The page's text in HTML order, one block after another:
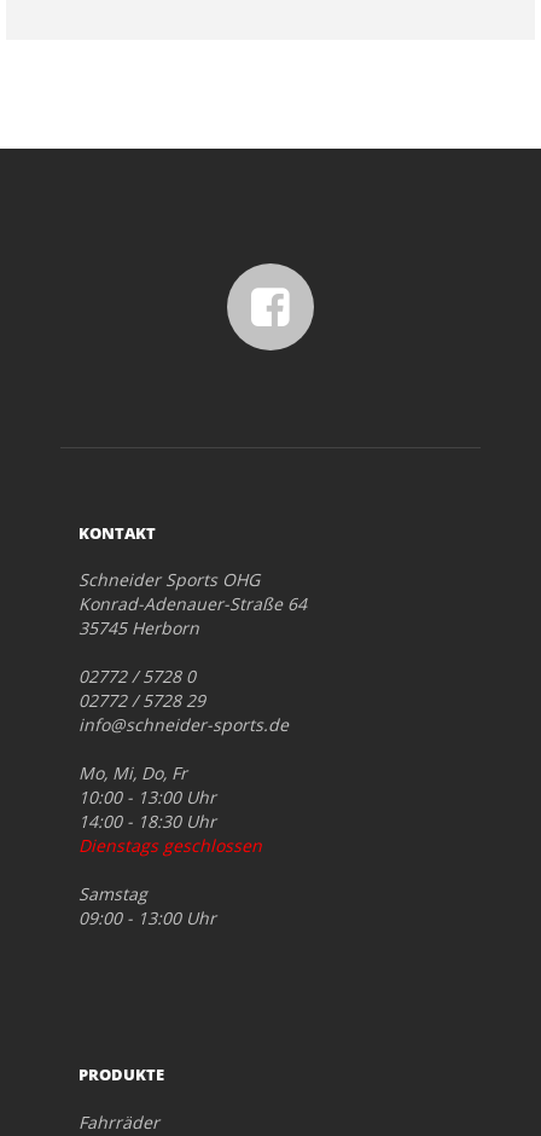
KONTAKT
Schneider Sports OHG
Konrad-Adenauer-Straße 64
35745 Herborn
02772 / 5728 0
02772 / 5728 29
info@schneider-sports.de
Mo, Mi, Do, Fr
10:00 - 13:00 Uhr
14:00 - 18:30 Uhr
Dienstags geschlossen
Samstag
09:00 - 13:00 Uhr
PRODUKTE
Fahrräder